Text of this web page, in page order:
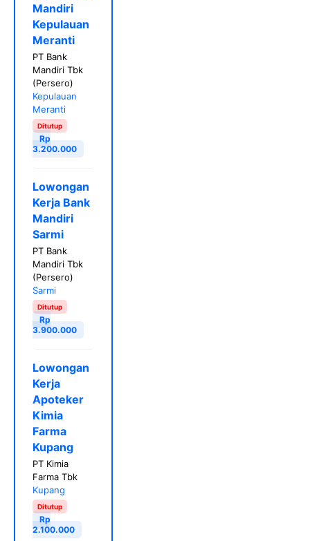
Mandiri
Kepulauan
Meranti
PT Bank
Mandiri Tbk
(Persero)
Kepulauan
Meranti
Ditutup
Rp
3.200.000
Lowongan
Kerja Bank
Mandiri
Sarmi
PT Bank
Mandiri Tbk
(Persero)
Sarmi
Ditutup
Rp
3.900.000
Lowongan
Kerja
Apoteker
Kimia
Farma
Kupang
PT Kimia
Farma Tbk
Kupang
Ditutup
Rp
2.100.000